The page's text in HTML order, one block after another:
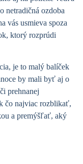
netradičná ozdoba
vás usmieva spoza
ktorý rozprúdi
je to malý balíček
by mali byť aj o
prehnanej
čo najviac rozblikať,
a premýšľať, aký